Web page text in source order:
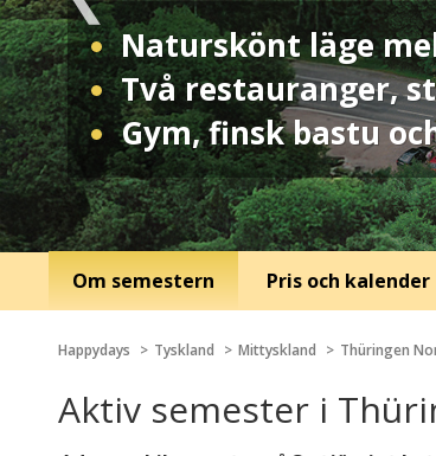
Naturskönt läge
Två restauranger,
Gym, finsk bastu
Om semestern Pris och kalender
Happydays Tyskland Mittyskland Thüringen
Aktiv semester i